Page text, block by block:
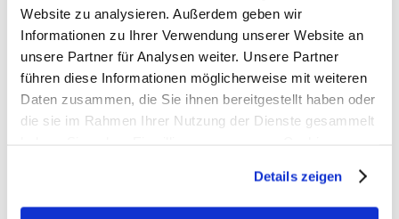
Website zu analysieren. Außerdem geben wir
Informationen zu Ihrer Verwendung unserer Website an
unsere Partner für Analysen weiter. Unsere Partner
führen diese Informationen möglicherweise mit weiteren
Daten zusammen, die Sie ihnen bereitgestellt haben oder
die sie im Rahmen Ihrer Nutzung der Dienste gesammelt
Erfahren Sie in unsererDatenschutzerklärungmehr
Details zeigen
haben die Freiheit zu wählen, welche der drei
anerkannten Testmethoden sie verwenden möchten.
Fest steht: Egal, mit welcher Methode geprüft wurde,
der LSF ist sicher und es ist an den Verbraucherinnen
und Verbrauchern den Sonnenschutz in ausreichender